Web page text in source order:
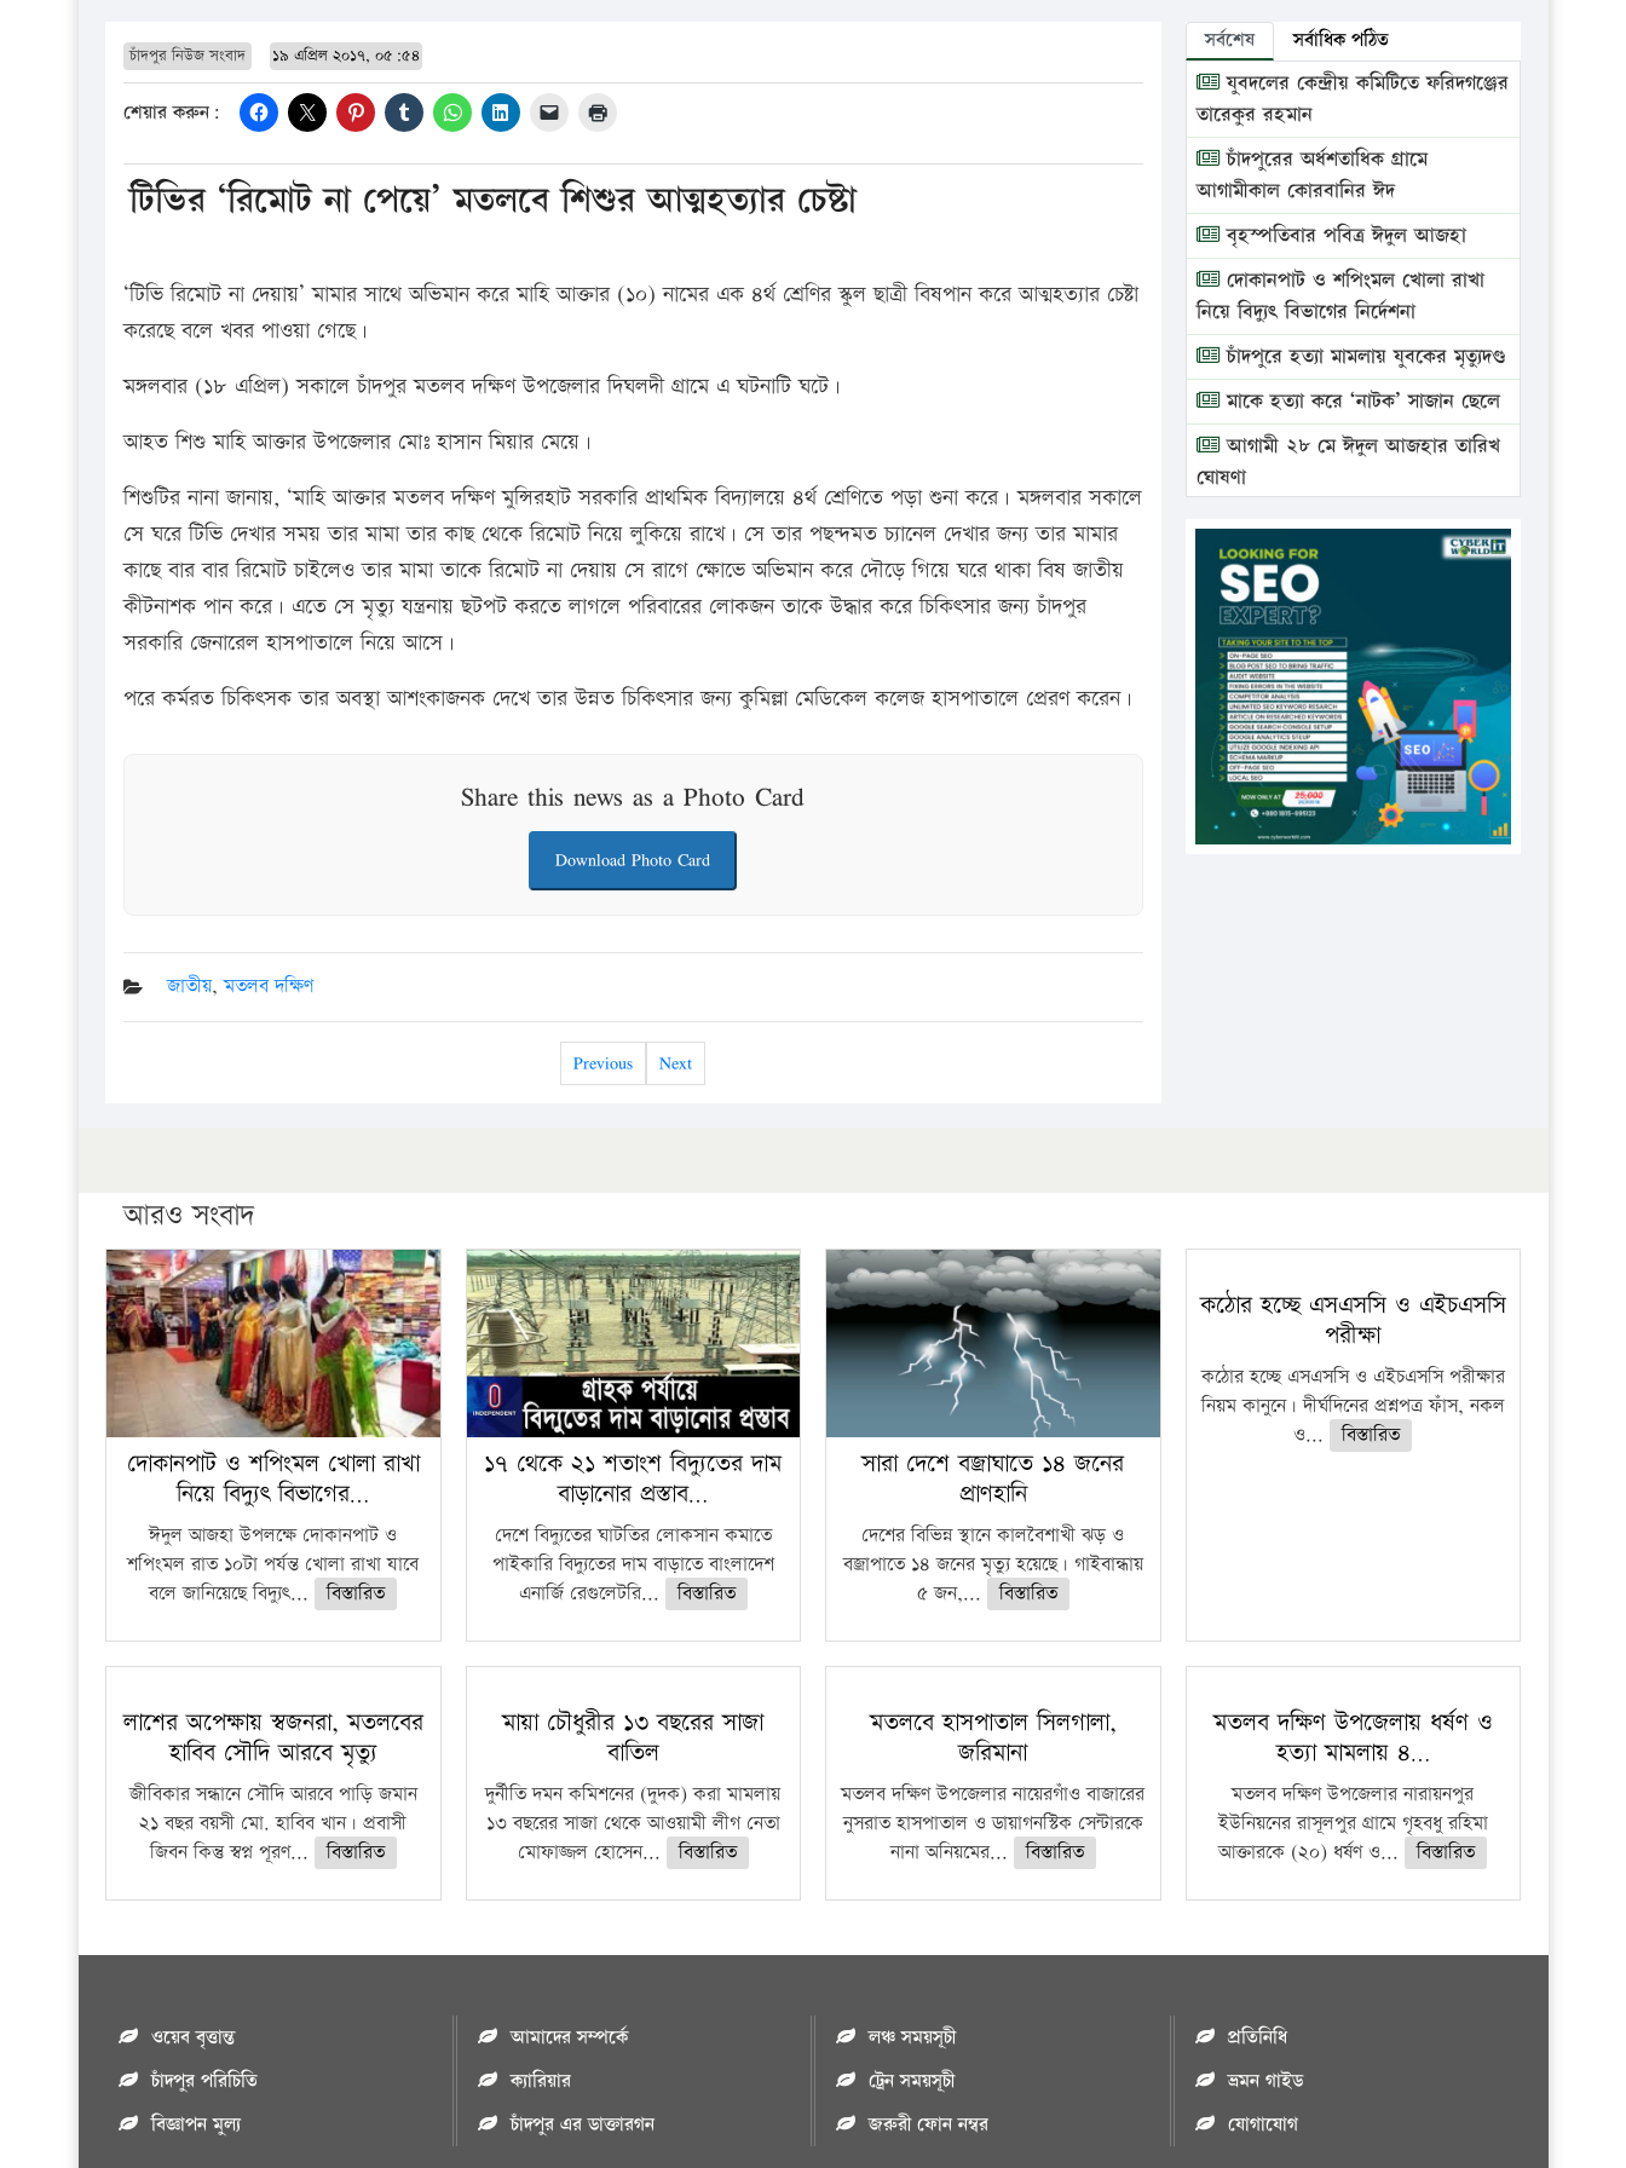
চাঁদপুর নিউজ সংবাদ ১৯ এপ্রিল ২০১৭, ০৫:৫৪
শেয়ার করুন:
টিভির ‘রিমোট না পেয়ে’ মতলবে শিশুর আত্মহত্যার চেষ্টা
‘টিভি রিমোট না দেয়ায়’ মামার সাথে অভিমান করে মাহি আক্তার (১০) নামের এক ৪র্থ শ্রেণির স্কুল ছাত্রী বিষপান করে আত্মহত্যার চেষ্টা
করেছে বলে খবর পাওয়া গেছে।
মঙ্গলবার (১৮ এপ্রিল) সকালে চাঁদপুর মতলব দক্ষিণ উপজেলার দিঘলদী গ্রামে এ ঘটনাটি ঘটে।
আহত শিশু মাহি আক্তার উপজেলার মোঃ হাসান মিয়ার মেয়ে।
শিশুটির নানা জানায়, ‘মাহি আক্তার মতলব দক্ষিণ মুন্সিরহাট সরকারি প্রাথমিক বিদ্যালয়ে ৪র্থ শ্রেণিতে পড়া শুনা করে। মঙ্গলবার সকালে
সে ঘরে টিভি দেখার সময় তার মামা তার কাছ থেকে রিমোট নিয়ে লুকিয়ে রাখে। সে তার পছন্দমত চ্যানেল দেখার জন্য তার মামার
কাছে বার বার রিমোট চাইলেও তার মামা তাকে রিমোট না দেয়ায় সে রাগে ক্ষোভে অভিমান করে দৌড়ে গিয়ে ঘরে থাকা বিষ জাতীয়
কীটনাশক পান করে। এতে সে মৃত্যু যন্ত্রনায় ছটপট করতে লাগলে পরিবারের লোকজন তাকে উদ্ধার করে চিকিৎসার জন্য চাঁদপুর
সরকারি জেনারেল হাসপাতালে নিয়ে আসে।
পরে কর্মরত চিকিৎসক তার অবস্থা আশংকাজনক দেখে তার উন্নত চিকিৎসার জন্য কুমিল্লা মেডিকেল কলেজ হাসপাতালে প্রেরণ করেন।
Share this news as a Photo Card
Download Photo Card
জাতীয়,মতলব দক্ষিণ
Previous Next
সর্বশেষ সর্বাধিক পঠিত
যুবদলের কেন্দ্রীয় কমিটিতে ফরিদগঞ্জের
তারেকুর রহমান
চাঁদপুরের অর্ধশতাধিক গ্রামে
আগামীকাল কোরবানির ঈদ
বৃহস্পতিবার পবিত্র ঈদুল আজহা
দোকানপাট ও শপিংমল খোলা রাখা
নিয়ে বিদ্যুৎ বিভাগের নির্দেশনা
চাঁদপুরে হত্যা মামলায় যুবকের মৃত্যুদণ্ড
মাকে হত্যা করে ‘নাটক’ সাজান ছেলে
আগামী ২৮ মে ঈদুল আজহার তারিখ
ঘোষণা
ভ্রাম্যমাণ আদালতে দুইটি প্রতিষ্ঠানকে
প্রতিষ্ঠানকে ৪০হাজার টাকা জরিমানা।
এবার লঞ্চের ভাড়া বাড়ল
১৭ থেকে ২১ শতাংশ বিদ্যুতের দাম
বাড়ানোর প্রস্তাব পিডিবির
১৬ মে চাঁদপুর ও ২৫ মে ফেনী সফরে
যাবেন প্রধানমন্ত্রী
উচ্চশিক্ষায় গৌরবময় অর্জন: পূর্ণ
স্কলারশিপে যুক্তরাষ্ট্রে পিএইচডি করছেন
আরও সংবাদ
দোকানপাট ও শপিংমল খোলা রাখা
নিয়ে বিদ্যুৎ বিভাগের…
ঈদুল আজহা উপলক্ষে দোকানপাট ও
শপিংমল রাত ১০টা পর্যন্ত খোলা রাখা যাবে
বলে জানিয়েছে বিদ্যুৎ...
বিস্তারিত
১৭ থেকে ২১ শতাংশ বিদ্যুতের দাম
বাড়ানোর প্রস্তাব…
দেশে বিদ্যুতের ঘাটতির লোকসান কমাতে
পাইকারি বিদ্যুতের দাম বাড়াতে বাংলাদেশ
এনার্জি রেগুলেটরি...
বিস্তারিত
সারা দেশে বজ্রাঘাতে ১৪ জনের
প্রাণহানি
দেশের বিভিন্ন স্থানে কালবৈশাখী ঝড় ও
বজ্রাপাতে ১৪ জনের মৃত্যু হয়েছে। গাইবান্ধায়
৫ জন,...
বিস্তারিত
কঠোর হচ্ছে এসএসসি ও এইচএসসি
পরীক্ষা
কঠোর হচ্ছে এসএসসি ও এইচএসসি পরীক্ষার
নিয়ম কানুনে। দীর্ঘদিনের প্রশ্নপত্র ফাঁস, নকল
ও...
বিস্তারিত
লাশের অপেক্ষায় স্বজনরা, মতলবের
হাবিব সৌদি আরবে মৃত্যু
জীবিকার সন্ধানে সৌদি আরবে পাড়ি জমান
২১ বছর বয়সী মো. হাবিব খান। প্রবাসী
জিবন কিন্তু স্বপ্ন পূরণ...
বিস্তারিত
মায়া চৌধুরীর ১৩ বছরের সাজা
বাতিল
দুর্নীতি দমন কমিশনের (দুদক) করা মামলায়
১৩ বছরের সাজা থেকে আওয়ামী লীগ নেতা
মোফাজ্জল হোসেন...
বিস্তারিত
মতলবে হাসপাতাল সিলগালা,
জরিমানা
মতলব দক্ষিণ উপজেলার নায়েরগাঁও বাজারের
নুসরাত হাসপাতাল ও ডায়াগনস্টিক সেন্টারকে
নানা অনিয়মের...
বিস্তারিত
মতলব দক্ষিণ উপজেলায় ধর্ষণ ও
হত্যা মামলায় ৪…
মতলব দক্ষিণ উপজেলার নারায়নপুর
ইউনিয়নের রাসূলপুর গ্রামে গৃহবধু রহিমা
আক্তারকে (২০) ধর্ষণ ও...
বিস্তারিত
ওয়েব বৃত্তান্ত
চাঁদপুর পরিচিতি
বিজ্ঞাপন মুল্য
আমাদের সম্পর্কে
ক্যারিয়ার
চাঁদপুর এর ডাক্তারগন
লঞ্চ সময়সূচী
ট্রেন সময়সূচী
জরুরী ফোন নম্বর
প্রতিনিধি
ভ্রমন গাইড
যোগাযোগ